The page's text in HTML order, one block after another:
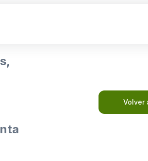
Volver